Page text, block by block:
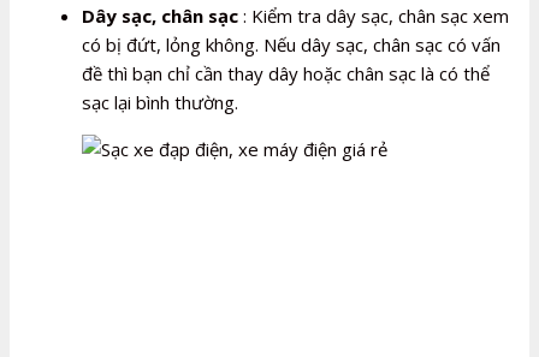
Dây sạc, chân sạc : Kiểm tra dây sạc, chân sạc xem
có bị đứt, lỏng không. Nếu dây sạc, chân sạc có vấn
đề thì bạn chỉ cần thay dây hoặc chân sạc là có thể
sạc lại bình thường.